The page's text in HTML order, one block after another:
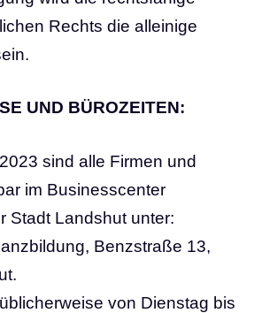
Rechts die alleinige
UND BÜROZEITEN:
sind alle Firmen und
im Businesscenter
Stadt Landshut unter:
Benzstraße 13,
von Dienstag bis